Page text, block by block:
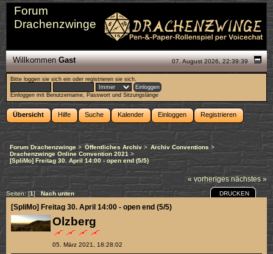
Forum
Drachenzwinge
07. August 2026, 22:39:39
WillkommenGast
Bitte loggen sie sich ein oderregistrieren sie sich.
Einloggen mit Benutzername, Passwort und Sitzungslänge
Übersicht Hilfe Suche Kalender Einloggen Registrieren
Forum Drachenzwinge > Öffentliches Archiv> Archiv Conventions >
Drachenzwinge Online Convention 2021 >
[SpliMo] Freitag 30. April 14:00 - open end (5/5)
« vorheriges nächstes »
Seiten: [1]Nach unten DRUCKEN
Olzberg
05. März 2021, 18:28:02
[SpliMo] Freitag 30. April 14:00 - open end (5/5)